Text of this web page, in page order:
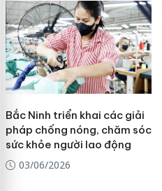
Bắc Ninh triển khai các giải
pháp chống nóng, chăm sóc
sức khỏe người lao động
03/06/2026